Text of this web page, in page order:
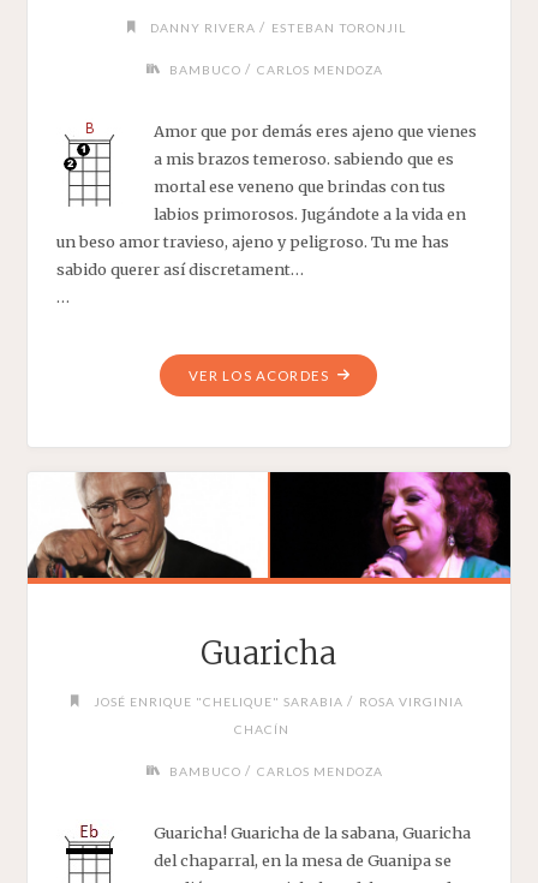
DANNY RIVERA / ESTEBAN TORONJIL
BAMBUCO / CARLOS MENDOZA
Amor que por demás eres ajeno que vienes
a mis brazos temeroso. sabiendo que es
mortal ese veneno que brindas con tus
labios primorosos. Jugándote a la vida en
un beso amor travieso, ajeno y peligroso. Tu me has
sabido querer así discretament…
…
VER LOS ACORDES"AMOR
ROBADO"
Guaricha
JOSÉ ENRIQUE "CHELIQUE" SARABIA / ROSA VIRGINIA
CHACÍN
BAMBUCO / CARLOS MENDOZA
Guaricha! Guaricha de la sabana, Guaricha
del chaparral, en la mesa de Guanipa se